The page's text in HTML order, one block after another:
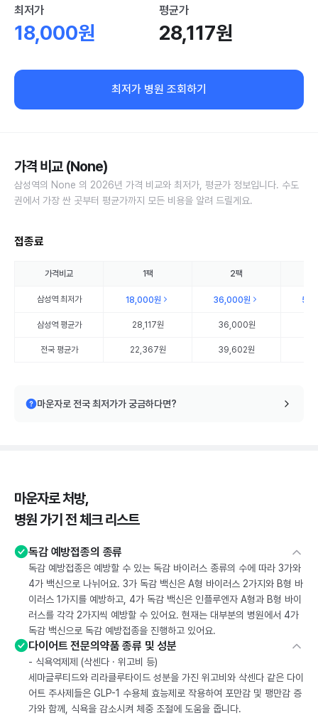
최저가
18,000원
평균가
28,117원
최저가 병원 조회하기
가격 비교 (None)
삼성역의 None 의 2026년 가격 비교와 최저가, 평균가 정보입니다. 수도
권에서 가장 싼 곳부터 평균가까지 모든 비용을 알려 드릴게요.
접종료
가격비교 1팩 2팩
삼성역최저가 18,000원 36,000원
삼성역평균가 28,117원 36,000원
전국 평균가 22,367원 39,602원
마운자로 전국 최저가가 궁금하다면?
마운자로 처방,
병원 가기 전 체크 리스트
독감 예방접종의 종류
독감 예방접종은 예방할 수 있는 독감 바이러스 종류의 수에 따라 3가와
4가 백신으로 나뉘어요. 3가 독감 백신은 A형 바이러스 2가지와 B형 바
이러스 1가지를 예방하고, 4가 독감 백신은 인플루엔자 A형과 B형 바이
러스를 각각 2가지씩 예방할 수 있어요. 현재는 대부분의 병원에서 4가
독감 백신으로 독감 예방접종을 진행하고 있어요.
다이어트 전문의약품 종류 및 성분
- 식욕억제제 (삭센다 · 위고비 등)
세마글루티드와 리라클루타이드 성분을 가진 위고비와 삭센다 같은 다이
어트 주사제들은 GLP-1 수용체 효능제로 작용하여 포만감 및 팽만감 증
가와 함께, 식욕을 감소시켜 체중 조절에 도움을 줍니다.